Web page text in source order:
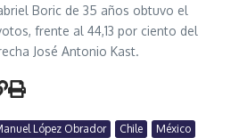
Boric de 35 años obtuvo el
frente al 44,13 por ciento del
José Antonio Kast.
López Obrador Chile México